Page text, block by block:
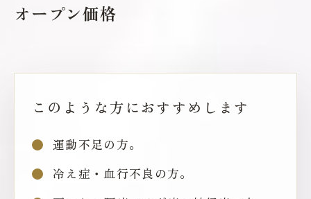
オープン価格
このような方におすすめします
運動不足の方。
冷え症・血行不良の方。